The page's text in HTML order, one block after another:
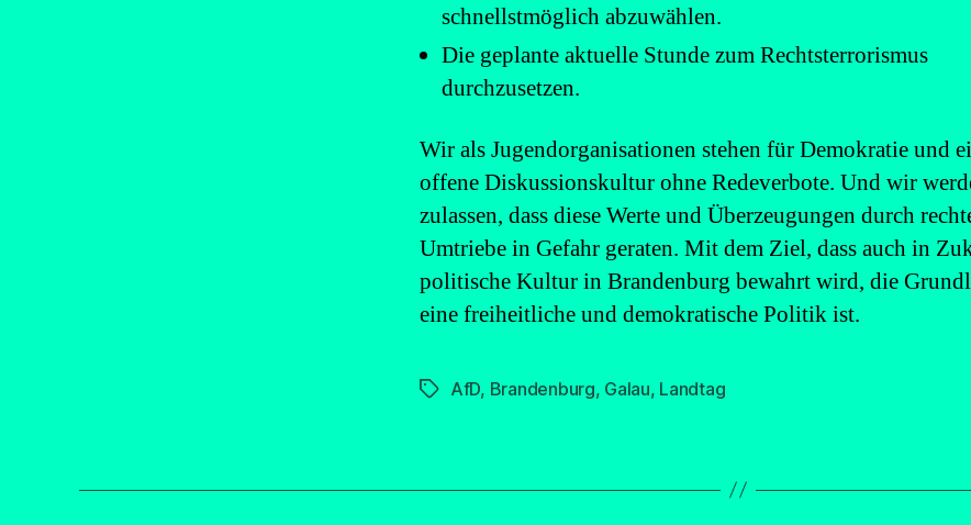
schnellstmöglich abzuwählen.
Die geplante aktuelle Stunde zum Rechtsterrorismus
durchzusetzen.
Wir als Jugendorganisationen stehen für Demokratie und
offene Diskussionskultur ohne Redeverbote. Und wir
zulassen, dass diese Werte und Überzeugungen durch
Umtriebe in Gefahr geraten. Mit dem Ziel, dass auch in
politische Kultur in Brandenburg bewahrt wird, die
eine freiheitliche und demokratische Politik ist.
Schlagwörter
AfD, Brandenburg, Galau, Landtag